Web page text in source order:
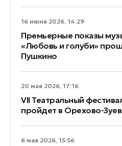
16 июня 2026, 14:29
Премьерные показы
«Любовь и голуби»
Пушкино
20 мая 2026, 17:16
VII Театральный
пройдет в Орехово-
6 мая 2026, 15:56